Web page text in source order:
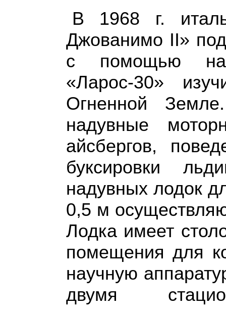
В 1968 г.
Джованимо II»
с помощью
«Ларос-30»
Огненной
надувные
айсбергов,
буксировки
надувных лодок
0,5 м
Лодка имеет
помещения для
научную
двумя